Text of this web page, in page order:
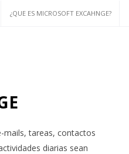
¿QUE ES MICROSOFT EXCAHNGE?
mails, tareas, contactos
diarias sean